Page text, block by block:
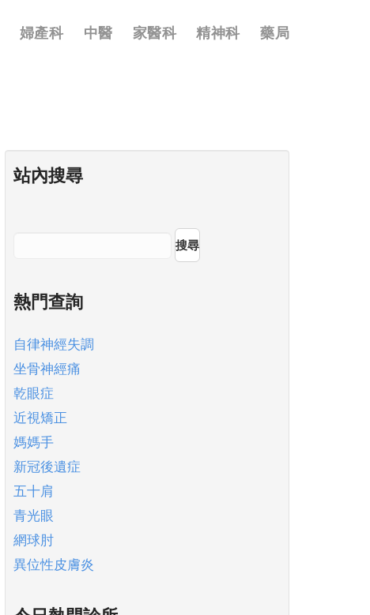
婦產科 中醫 家醫科 精神科 藥局
站內搜尋
搜尋
熱門查詢
自律神經失調
坐骨神經痛
乾眼症
近視矯正
媽媽手
新冠後遺症
五十肩
青光眼
網球肘
異位性皮膚炎